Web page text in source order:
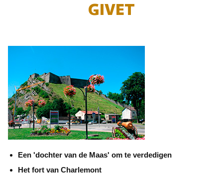
GIVET
Een 'dochter van de Maas' om te verdedigen
Het fort van Charlemont